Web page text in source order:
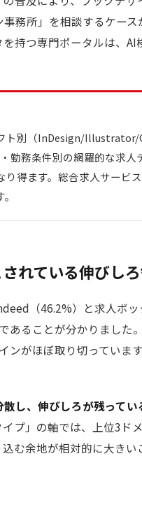
務所」を相談するケース
持つ専門ポータルは、AI
ト別（InDesign/Illustrator/
勤務条件別の網羅的な求人
得ます。総合求人サービ
れている伸びし
（46.2%）と求人ボ
あることが分かりました
ンがほぼ取り切っていま
し、伸びしろが残ってい
プ」の軸では、上位3ド
む余地が相対的に大きい